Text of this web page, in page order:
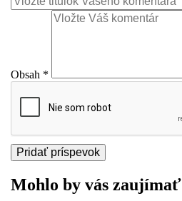
Obsah *
Mohlo by vás zaujímať